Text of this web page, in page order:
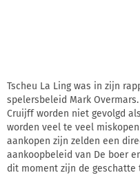
Tscheu La Ling was in zijn
spelersbeleid Mark
Cruijff worden niet gevolgd
worden veel te veel
aankopen zijn zelden een
aankoopbeleid van De boer
dit moment zijn de